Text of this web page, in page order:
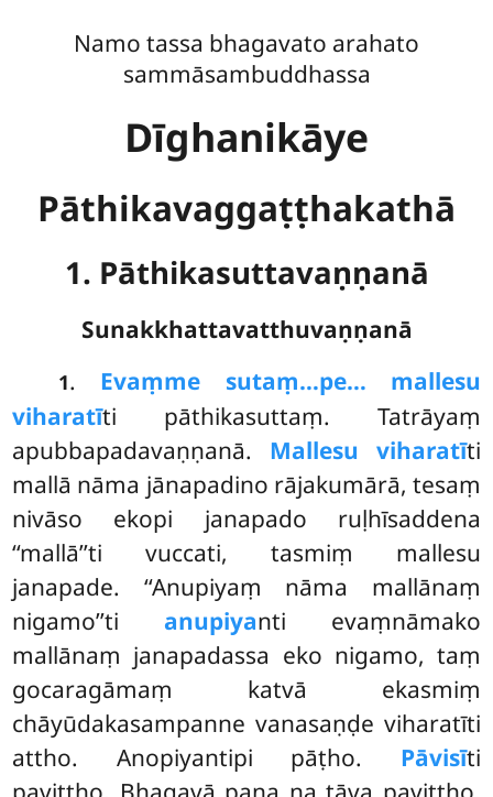
Namo tassa bhagavato arahato
sammāsambuddhassa
Dīghanikāye
Pāthikavaggaṭṭhakathā
1. Pāthikasuttavaṇṇanā
Sunakkhattavatthuvaṇṇanā
1. Evaṃme sutaṃ…pe… mallesu
viharatīti pāthikasuttaṃ. Tatrāyaṃ
apubbapadavaṇṇanā. Mallesu viharatīti
mallā nāma jānapadino rājakumārā, tesaṃ
nivāso ekopi janapado ruḷhīsaddena
‘‘mallā’’ti vuccati, tasmiṃ mallesu
janapade. ‘‘Anupiyaṃ nāma mallānaṃ
nigamo’’ti anupiyanti evaṃnāmako
mallānaṃ janapadassa eko nigamo, taṃ
gocaragāmaṃ katvā ekasmiṃ
chāyūdakasampanne vanasaṇḍe viharatīti
attho. Anopiyantipi pāṭho. Pāvisīti